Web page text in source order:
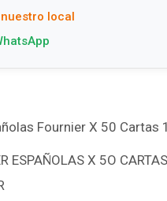
local
Fournier X 50 Cartas
ESPAÑOLAS X 5O CARTAS